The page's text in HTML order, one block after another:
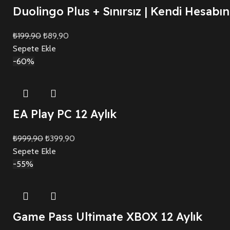
Duolingo Plus + Sınırsız | Kendi
₺199,90 ₺89,90
Sepete Ekle
-60%
EA Play PC 12 Aylık
₺999,90 ₺399,90
Sepete Ekle
-55%
Game Pass Ultimate XBOX 12 Aylık